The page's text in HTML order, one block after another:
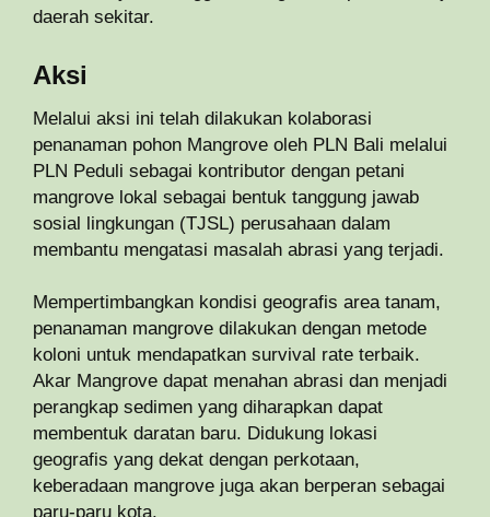
daerah sekitar.
Aksi
Melalui aksi ini telah dilakukan kolaborasi
penanaman pohon Mangrove oleh PLN Bali melalui
PLN Peduli sebagai kontributor dengan petani
mangrove lokal sebagai bentuk tanggung jawab
sosial lingkungan (TJSL) perusahaan dalam
membantu mengatasi masalah abrasi yang terjadi.
Mempertimbangkan kondisi geografis area tanam,
penanaman mangrove dilakukan dengan metode
koloni untuk mendapatkan survival rate terbaik.
Akar Mangrove dapat menahan abrasi dan menjadi
perangkap sedimen yang diharapkan dapat
membentuk daratan baru. Didukung lokasi
geografis yang dekat dengan perkotaan,
keberadaan mangrove juga akan berperan sebagai
paru-paru kota.